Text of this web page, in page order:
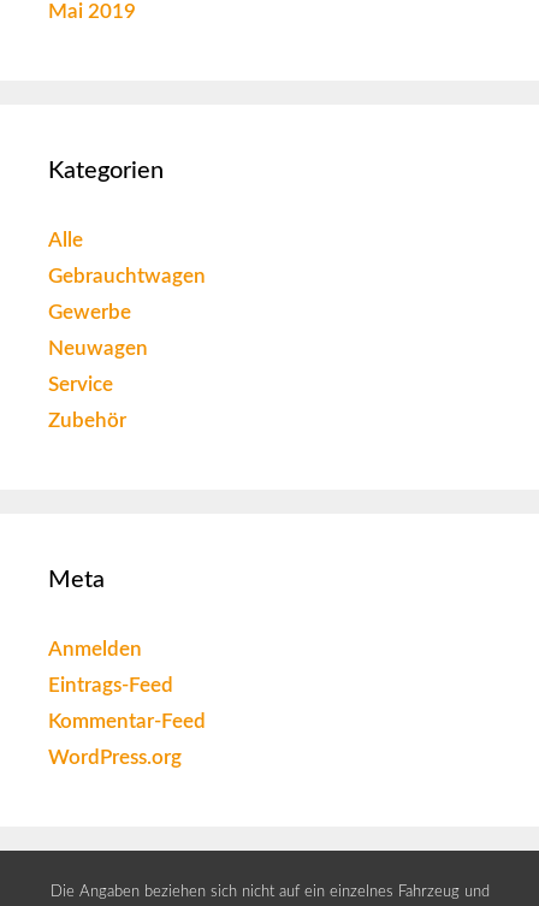
Mai 2019
Kategorien
Alle
Gebrauchtwagen
Gewerbe
Neuwagen
Service
Zubehör
Meta
Anmelden
Eintrags-Feed
Kommentar-Feed
WordPress.org
Die Angaben beziehen sich nicht auf ein einzelnes Fahrzeug und